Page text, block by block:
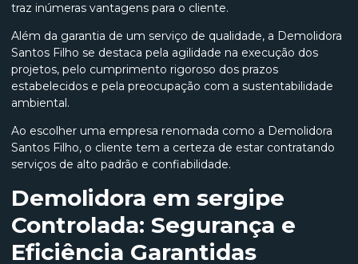
traz inúmeras vantagens para o cliente.
Além da garantia de um serviço de qualidade, a Demolidora
Santos Filho se destaca pela agilidade na execução dos
projetos, pelo cumprimento rigoroso dos prazos
estabelecidos e pela preocupação com a sustentabilidade
ambiental.
Ao escolher uma empresa renomada como a Demolidora
Santos Filho, o cliente tem a certeza de estar contratando
serviços de alto padrão e confiabilidade.
Demolidora em sergipe
Controlada: Segurança e
Eficiência Garantidas